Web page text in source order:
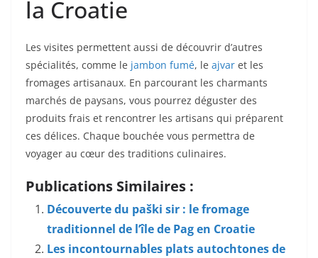
la Croatie
Les visites permettent aussi de découvrir d’autres
spécialités, comme le jambon fumé, le ajvar et les
fromages artisanaux. En parcourant les charmants
marchés de paysans, vous pourrez déguster des
produits frais et rencontrer les artisans qui préparent
ces délices. Chaque bouchée vous permettra de
voyager au cœur des traditions culinaires.
Publications Similaires :
Découverte du paški sir : le fromage
traditionnel de l’île de Pag en Croatie
Les incontournables plats autochtones de